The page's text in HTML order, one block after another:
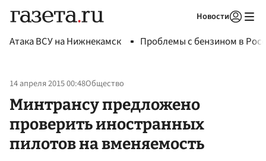
Новости
Атака ВСУ на Нижнекамск Проблемы с бензином в
14 апреля 2015 00:48Общество
Минтрансу предложено
проверить иностранных
пилотов на вменяемость